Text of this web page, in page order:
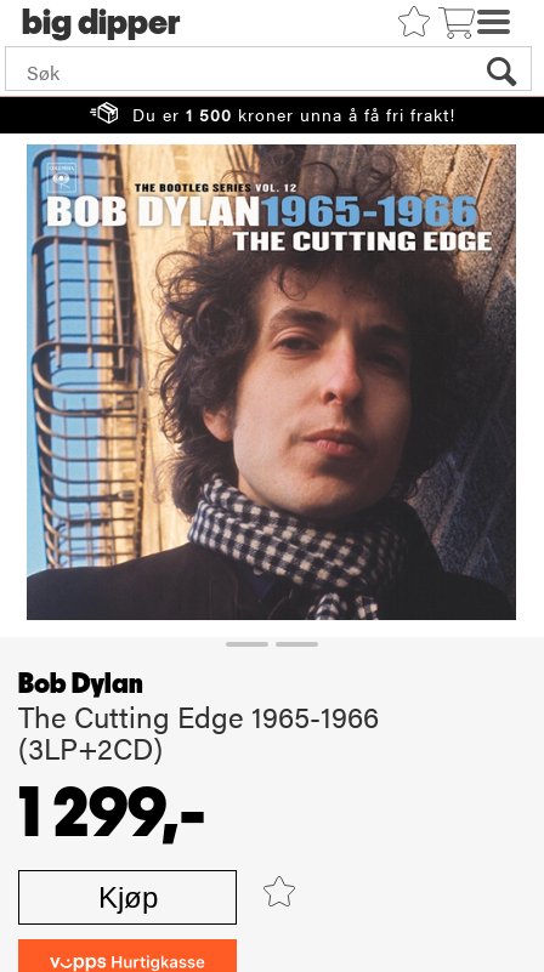
big
Du er 1 500 kroner unna å få fri frakt!
Bob Dylan
The Cutting Edge 1965-1966
(3LP+2CD)
1 299,-
Kjøp